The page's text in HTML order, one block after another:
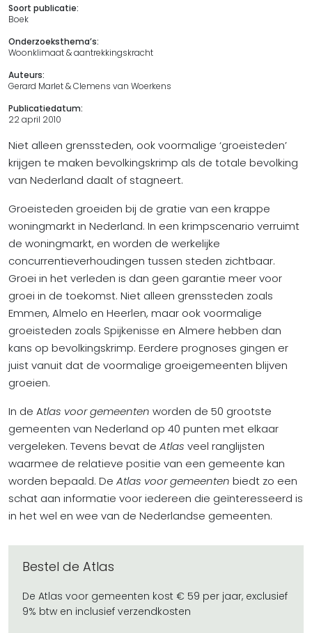
Soort publicatie:
Boek
Onderzoeksthema’s:
Woonklimaat & aantrekkingskracht
Auteurs:
Gerard Marlet & Clemens van Woerkens
Publicatiedatum:
22 april 2010
Niet alleen grenssteden, ook voormalige ‘groeisteden’
krijgen te maken bevolkingskrimp als de totale bevolking
van Nederland daalt of stagneert.
Groeisteden groeiden bij de gratie van een krappe
woningmarkt in Nederland. In een krimpscenario verruimt
de woningmarkt, en worden de werkelijke
concurrentieverhoudingen tussen steden zichtbaar.
Groei in het verleden is dan geen garantie meer voor
groei in de toekomst. Niet alleen grenssteden zoals
Emmen, Almelo en Heerlen, maar ook voormalige
groeisteden zoals Spijkenisse en Almere hebben dan
kans op bevolkingskrimp. Eerdere prognoses gingen er
juist vanuit dat de voormalige groeigemeenten blijven
groeien.
In de Atlas voor gemeenten worden de 50 grootste
gemeenten van Nederland op 40 punten met elkaar
vergeleken. Tevens bevat de Atlas veel ranglijsten
waarmee de relatieve positie van een gemeente kan
worden bepaald. De Atlas voor gemeenten biedt zo een
schat aan informatie voor iedereen die geïnteresseerd is
in het wel en wee van de Nederlandse gemeenten.
Bestel de Atlas
De Atlas voor gemeenten kost € 59 per jaar, exclusief
9% btw en inclusief verzendkosten